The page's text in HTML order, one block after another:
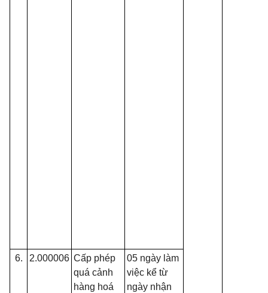
6. 2.000006 Cấp phép
quá cảnh
hàng hoá
05 ngày làm
việc kể từ
ngày nhận